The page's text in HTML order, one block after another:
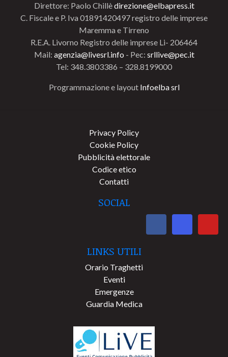
Direttore: Paolo Chillèdirezione@elbapress.it
C. Fiscale e P. Iva 01891420497 registro delle imprese
Maremma e Tirreno
R.E.A. Livorno Registro delle imprese Li- 206464
Mail: agenzia@livesrl.info - Pec: srllive@pec.it
Tel: 348.3803386 – 328.8199000
Programmazione e layout Infoelba srl
Privacy Policy
Cookie Policy
Pubblicità elettorale
Codice etico
Contatti
SOCIAL
LINKS UTILI
Orario Traghetti
Eventi
Emergenze
Guardia Medica